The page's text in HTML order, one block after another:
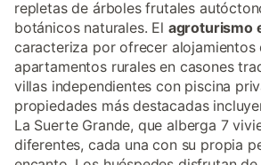
repletas de árboles frutales
botánicos naturales. El agroturismo
caracteriza por ofrecer alojamientos
apartamentos rurales en casones
villas independientes con piscina
propiedades más destacadas
La Suerte Grande, que alberga 7
diferentes, cada una con su propia